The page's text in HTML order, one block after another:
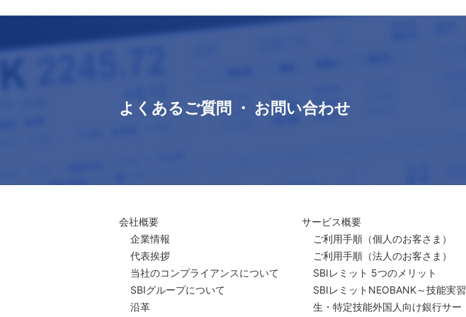
よくあるご質問 ・ お問い合わせ
会社概要
企業情報
代表挨拶
当社のコンプライアンスについて
SBIグループについて
沿革
サービス概要
ご利用手順 （個人のお客さま）
ご利用手順 （法人のお客さま）
SBIレミット 5つのメリット
SBIレミットNEOBANK～技能実習
生・特定技能外国人向け銀行サー